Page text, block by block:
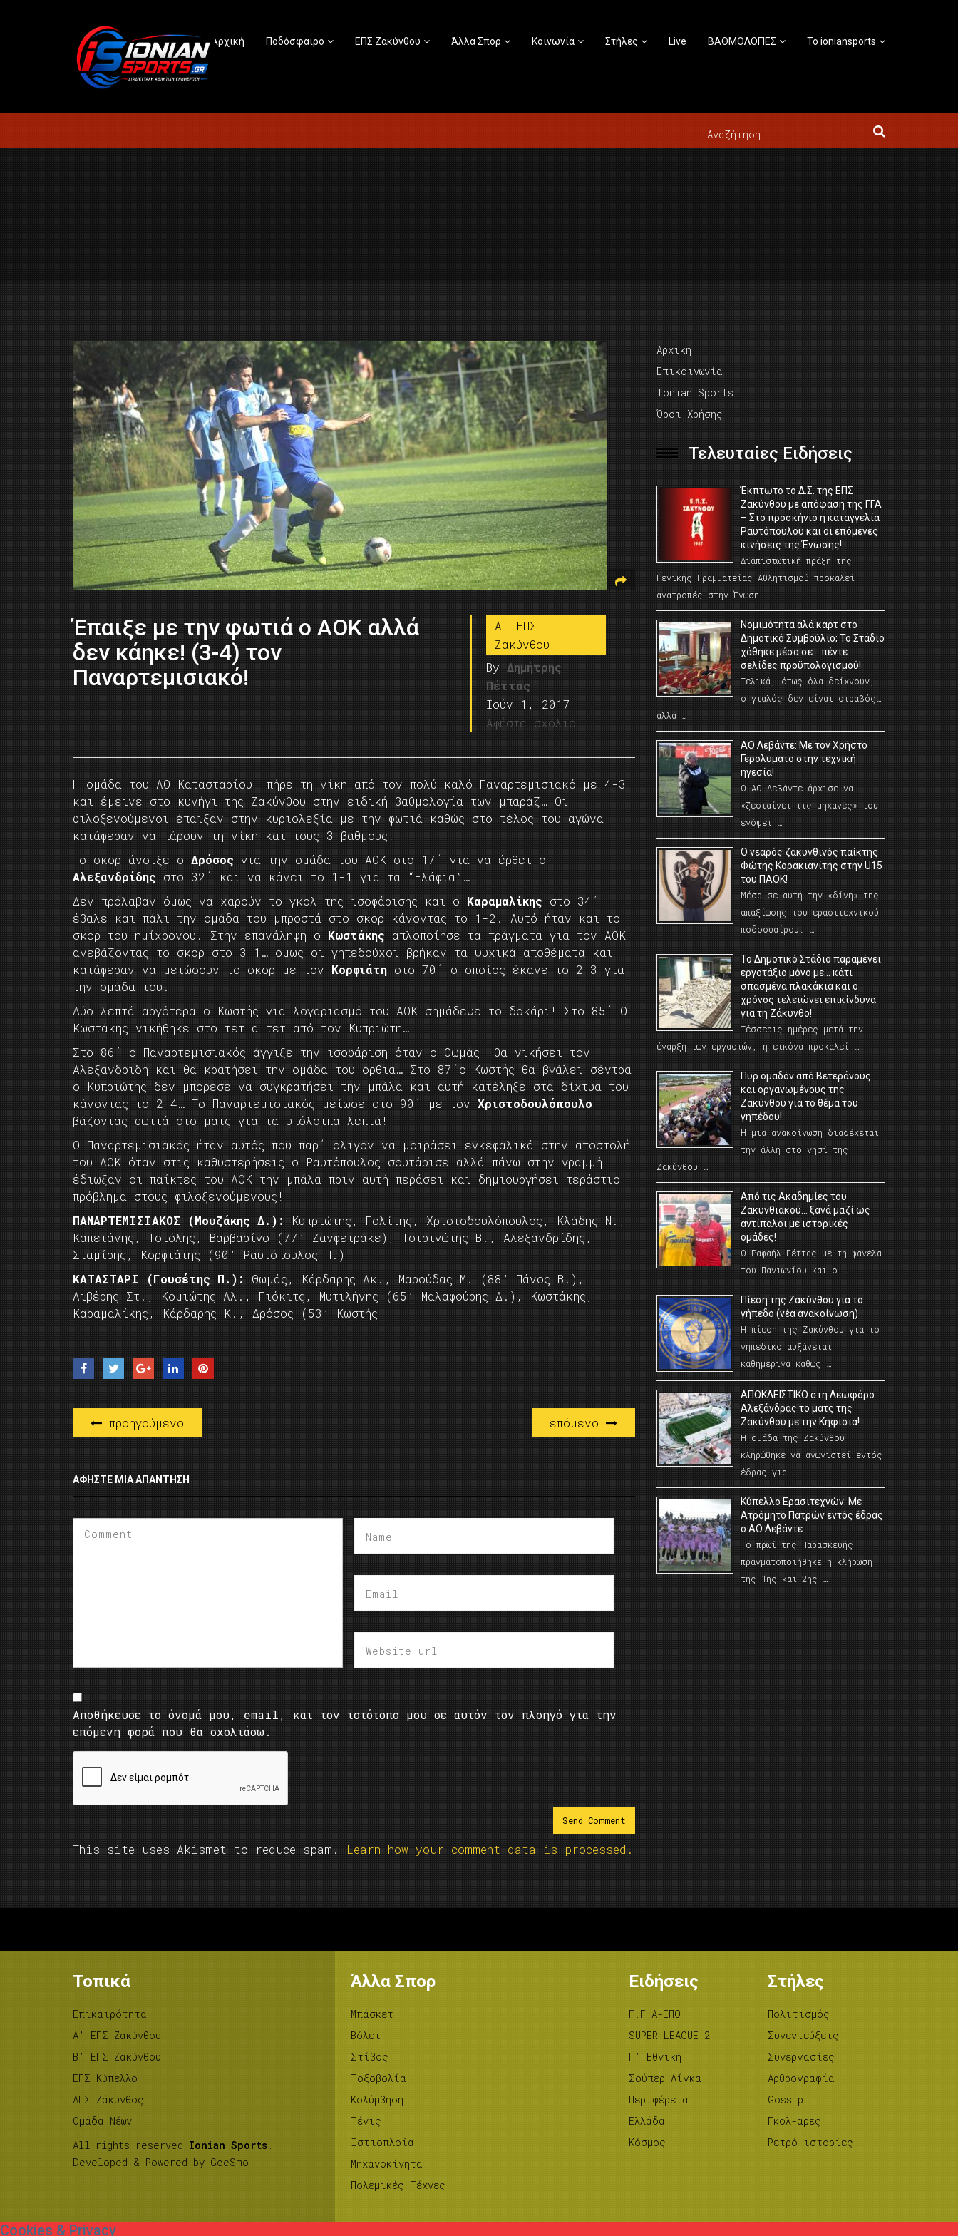
Αρχική Ποδόσφαιρο ΕΠΣ Ζακύνθου Άλλα Σπορ Κοινωνία Στήλες Live ΒΑΘΜΟΛΟΓΙΕΣ Το ioniansports
Έπαιξε με την φωτιά ο ΑΟΚ αλλά
δεν κάηκε! (3-4) τον
Παναρτεμισιακό!
A' ΕΠΣ
Ζακύνθου
By Δημήτρης
Πέττας
Ιούν 1, 2017
Αφήστε σχόλιο
Η ομάδα του ΑΟ Κατασταρίου πήρε τη νίκη από τον πολύ καλό Παναρτεμισιακό με 4-3
και έμεινε στο κυνήγι της Ζακύνθου στην ειδική βαθμολογία των μπαράζ… Οι
φιλοξενούμενοι έπαιξαν στην κυριολεξία με την φωτιά καθώς στο τέλος του αγώνα
κατάφεραν να πάρουν τη νίκη και τους 3 βαθμούς!
Το σκορ άνοιξε ο Δρόσος για την ομάδα του ΑΟΚ στο 17΄ για να έρθει ο
Αλεξανδρίδης στο 32΄ και να κάνει το 1-1 για τα “Ελάφια”…
Δεν πρόλαβαν όμως να χαρούν το γκολ της ισοφάρισης και ο Καραμαλίκης στο 34΄
έβαλε και πάλι την ομάδα του μπροστά στο σκορ κάνοντας το 1-2. Αυτό ήταν και το
σκορ του ημίχρονου. Στην επανάληψη ο Κωστάκης απλοποίησε τα πράγματα για τον ΑΟΚ
ανεβάζοντας το σκορ στο 3-1… όμως οι γηπεδούχοι βρήκαν τα ψυχικά αποθέματα και
κατάφεραν να μειώσουν το σκορ με τον Κορφιάτη στο 70΄ ο οποίος έκανε το 2-3 για
την ομάδα του.
Δύο λεπτά αργότερα ο Κωστής για λογαριασμό του ΑΟΚ σημάδεψε το δοκάρι! Στο 85΄ Ο
Κωστάκης νικήθηκε στο τετ α τετ από τον Κυπριώτη…
Στο 86΄ ο Παναρτεμισιακός άγγιξε την ισοφάριση όταν ο Θωμάς θα νικήσει τον
Αλεξανδριδη και θα κρατήσει την ομάδα του όρθια… Στο 87΄ο Κωστής θα βγάλει σέντρα
ο Kυπριώτης δεν μπόρεσε να συγκρατήσει την μπάλα και αυτή κατέληξε στα δίχτυα του
κάνοντας το 2-4… Το Παναρτεμισιακός μείωσε στο 90΄ με τον Χριστοδουλόπουλο
βάζοντας φωτιά στο ματς για τα υπόλοιπα λεπτά!
Ο Παναρτεμισιακός ήταν αυτός που παρ΄ ολιγον να μοιράσει εγκεφαλικά στην αποστολή
του ΑΟΚ όταν στις καθυστερήσεις ο Ραυτόπουλος σουτάρισε αλλά πάνω στην γραμμή
έδιωξαν οι παίκτες του ΑΟΚ την μπάλα πριν αυτή περάσει και δημιουργήσει τεράστιο
πρόβλημα στους φιλοξενούμενους!
ΠΑΝΑΡΤΕΜΙΣΙΑΚΟΣ (Μουζάκης Δ.):
Κυπριώτης, Πολίτης, Χριστοδουλόπουλος, Κλάδης Ν.,
Καπετάνης, Τσιόλης, Βαρβαρίγο (77’ Ζανφειράκε), Τσιριγώτης Β., Αλεξανδρίδης,
Σταμίρης, Κορφιάτης (90’ Ραυτόπουλος Π.)
ΚΑΤΑΣΤΑΡΙ (Γουσέτης Π.):
Θωμάς, Κάρδαρης Ακ., Μαρούδας Μ. (88’ Πάνος Β.),
Λιβέρης Στ., Κομιώτης Αλ., Γιόκιτς, Μυτιλήνης (65’ Μαλαφούρης Δ.), Κωστάκης,
Καραμαλίκης, Κάρδαρης Κ., Δρόσος (53’ Κωστής
προηγούμενο επόμενο
ΑΦΉΣΤΕ ΜΙΑ ΑΠΆΝΤΗΣΗ
Αποθήκευσε το όνομά μου, email, και τον ιστότοπο μου σε αυτόν τον πλοηγό για την
επόμενη φορά που θα σχολιάσω.
This site uses Akismet to reduce spam. Learn how your comment data is processed.
Αρχική
Επικοινωνία
Ionian Sports
Όροι Χρήσης
Τελευταίες Ειδήσεις
Έκπτωτο το Δ.Σ. της ΕΠΣ
Ζακύνθου με απόφαση της ΓΓΑ
– Στο προσκήνιο η καταγγελία
Ραυτόπουλου και οι επόμενες
κινήσεις της Ένωσης!
Διαπιστωτική πράξη της
Γενικής Γραμματείας Αθλητισμού προκαλεί
ανατροπές στην Ένωση …
Νομιμότητα αλά καρτ στο
Δημοτικό Συμβούλιο; Το Στάδιο
χάθηκε μέσα σε… πέντε
σελίδες προϋπολογισμού!
Τελικά, όπως όλα δείχνουν,
ο γιαλός δεν είναι στραβός…
αλλά …
ΑΟ Λεβάντε: Με τον Χρήστο
Γερολυμάτο στην τεχνική
ηγεσία!
Ο ΑΟ Λεβάντε άρχισε να
«ζεσταίνει τις μηχανές» του
ενόψει …
O νεαρός ζακυνθινός παίκτης
Φώτης Κορακιανίτης στην U15
του ΠΑΟΚ!
Μέσα σε αυτή την «δίνη» της
απαξίωσης του ερασιτεχνικού
ποδοσφαίρου. …
Το Δημοτικό Στάδιο παραμένει
εργοτάξιο μόνο με… κάτι
σπασμένα πλακάκια και ο
χρόνος τελειώνει επικίνδυνα
για τη Ζάκυνθο!
Τέσσερις ημέρες μετά την
έναρξη των εργασιών, η εικόνα προκαλεί …
Πυρ ομαδόν από Βετεράνους
και οργανωμένους της
Ζακύνθου για το θέμα του
γηπέδου!
Η μια ανακοίνωση διαδέχεται
την άλλη στο νησί της
Ζακύνθου …
Από τις Ακαδημίες του
Ζακυνθιακού… ξανά μαζί ως
αντίπαλοι με ιστορικές
ομάδες!
Ο Ραφαήλ Πέττας με τη φανέλα
του Πανιωνίου και ο …
Πίεση της Ζακύνθου για το
γήπεδο (νέα ανακοίνωση)
Η πίεση της Ζακύνθου για το
γηπεδικο αυξάνεται
καθημερινά καθώς …
AΠΟΚΛΕΙΣΤΙΚΟ στη Λεωφόρο
Αλεξάνδρας το ματς της
Ζακύνθου με την Κηφισιά!
Η ομάδα της Ζακύνθου
κληρώθηκε να αγωνιστεί εντός
έδρας για …
Κύπελλο Ερασιτεχνών: Με
Ατρόμητο Πατρών εντός έδρας
ο ΑΟ Λεβάντε
Το πρωί της Παρασκευής
πραγματοποιήθηκε η κλήρωση
της 1ης και 2ης …
Τοπικά
Επικαιρότητα
A’ ΕΠΣ Ζακύνθου
B’ ΕΠΣ Ζακύνθου
ΕΠΣ Κύπελλο
ΑΠΣ Ζάκυνθος
Ομάδα Νέων
All rights reserved Ionian Sports .
Developed & Powered by GeeSmo .
Άλλα Σπορ
Μπάσκετ
Βόλεϊ
Στίβος
Tοξοβολία
Κολύμβηση
Τένις
Ιστιοπλοΐα
Μηχανοκίνητα
Πολεμικές Τέχνες
Ειδήσεις
Γ.Γ.Α-ΕΠΟ
SUPER LEAGUE 2
Γ’ Εθνική
Σούπερ Λίγκα
Περιφέρεια
Ελλάδα
Κόσμος
Στήλες
Πολιτισμός
Συνεντεύξεις
Συνεργασίες
Αρθρογραφία
Gossip
Γκολ-αρες
Ρετρό ιστορίες
Cookies & Privacy